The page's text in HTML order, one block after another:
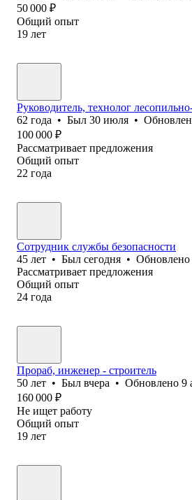
50 000 ₽
Общий опыт
19 лет
Руководитель, технолог
62 года • Был 30 июля •
100 000 ₽
Рассматривает предложения
Общий опыт
22 года
Сотрудник службы безопасности
45 лет • Был сегодня • Обновлено
Рассматривает предложения
Общий опыт
24 года
Прораб, инженер - строитель
50 лет • Был вчера • Обновлено 9
160 000 ₽
Не ищет работу
Общий опыт
19 лет